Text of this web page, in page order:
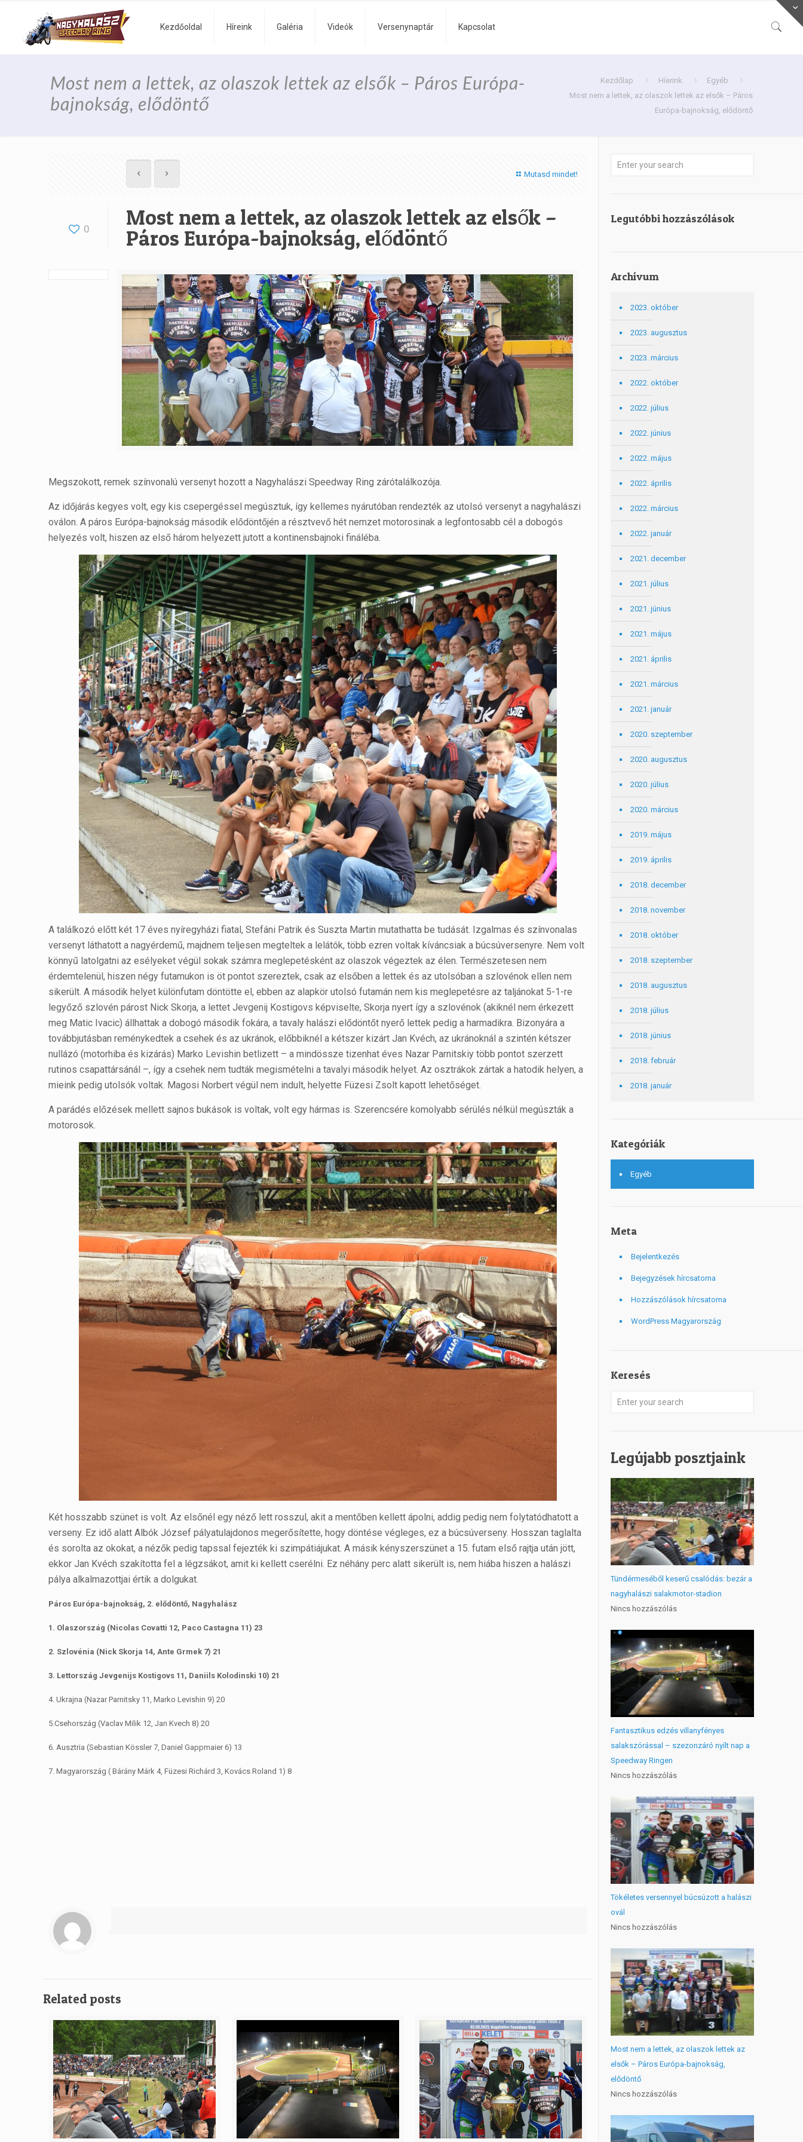
Kezdőoldal Híreink Galéria Videók Versenynaptár Kapcsolat
Most nem a lettek, az olaszok lettek az elsők – Páros Európa-
bajnokság, elődöntő
Kezdőlap Híerink
Egyéb
Most nem a lettek, az olaszok lettek az elsők – Páros
Európa-bajnokság, elődöntő
Mutasd mindet!
0
Most nem a lettek, az olaszok lettek az elsők –
Páros Európa-bajnokság, elődöntő
Megszokott, remek színvonalú versenyt hozott a Nagyhalászi Speedway Ring zárótalálkozója.
Az időjárás kegyes volt, egy kis csepergéssel megúsztuk, így kellemes nyárutóban rendezték az utolsó versenyt a nagyhalászi
oválon. A páros Európa-bajnokság második elődöntőjén a résztvevő hét nemzet motorosinak a legfontosabb cél a dobogós
helyezés volt, hiszen az első három helyezett jutott a kontinensbajnoki fináléba.
A találkozó előtt két 17 éves nyíregyházi fiatal, Stefáni Patrik és Suszta Martin mutathatta be tudását. Izgalmas és színvonalas
versenyt láthatott a nagyérdemű, majdnem teljesen megteltek a lelátók, több ezren voltak kíváncsiak a búcsúversenyre. Nem volt
könnyű latolgatni az esélyeket végül sokak számra meglepetésként az olaszok végeztek az élen. Természetesen nem
érdemtelenül, hiszen négy futamukon is öt pontot szereztek, csak az elsőben a lettek és az utolsóban a szlovénok ellen nem
sikerült. A második helyet különfutam döntötte el, ebben az alapkör utolsó futamán nem kis meglepetésre az taljánokat 5-1-re
legyőző szlovén párost Nick Skorja, a lettet Jevgenij Kostigovs képviselte, Skorja nyert így a szlovénok (akiknél nem érkezett
meg Matic Ivacic) állhattak a dobogó második fokára, a tavaly halászi elődöntőt nyerő lettek pedig a harmadikra. Bizonyára a
továbbjutásban reménykedtek a csehek és az ukránok, előbbiknél a kétszer kizárt Jan Kvéch, az ukránoknál a szintén kétszer
nullázó (motorhiba és kizárás) Marko Levishin betlizett – a mindössze tizenhat éves Nazar Parnitskiy több pontot szerzett
rutinos csapattársánál –, így a csehek nem tudták megismételni a tavalyi második helyet. Az osztrákok zártak a hatodik helyen, a
mieink pedig utolsók voltak. Magosi Norbert végül nem indult, helyette Füzesi Zsolt kapott lehetőséget.
A parádés előzések mellett sajnos bukások is voltak, volt egy hármas is. Szerencsére komolyabb sérülés nélkül megúszták a
motorosok.
Két hosszabb szünet is volt. Az elsőnél egy néző lett rosszul, akit a mentőben kellett ápolni, addig pedig nem folytatódhatott a
verseny. Ez idő alatt Albók József pályatulajdonos megerősítette, hogy döntése végleges, ez a búcsúverseny. Hosszan taglalta
és sorolta az okokat, a nézők pedig tapssal fejezték ki szimpátiájukat. A másik kényszerszünet a 15. futam első rajtja után jött,
ekkor Jan Kvéch szakította fel a légzsákot, amit ki kellett cserélni. Ez néhány perc alatt sikerült is, nem hiába hiszen a halászi
pálya alkalmazottjai értik a dolgukat.
Páros Európa-bajnokság, 2. elődöntő, Nagyhalász
1. Olaszország (Nicolas Covatti 12, Paco Castagna 11) 23
2. Szlovénia (Nick Skorja 14, Ante Grmek 7) 21
3. Lettország Jevgenijs Kostigovs 11, Daniils Kolodinski 10) 21
4. Ukrajna (Nazar Parnitsky 11, Marko Levishin 9) 20
5.Csehország (Vaclav Milik 12, Jan Kvech 8) 20
6. Ausztria (Sebastian Kössler 7, Daniel Gappmaier 6) 13
7. Magyarország ( Bárány Márk 4, Füzesi Richárd 3, Kovács Roland 1) 8
Related posts
Legutóbbi hozzászólások
Archívum
2023. október
2023. augusztus
2023. március
2022. október
2022. július
2022. június
2022. május
2022. április
2022. március
2022. január
2021. december
2021. július
2021. június
2021. május
2021. április
2021. március
2021. január
2020. szeptember
2020. augusztus
2020. július
2020. március
2019. május
2019. április
2018. december
2018. november
2018. október
2018. szeptember
2018. augusztus
2018. július
2018. június
2018. február
2018. január
Kategóriák
Egyéb
Meta
Bejelentkezés
Bejegyzések hírcsatorna
Hozzászólások hírcsatorna
WordPress Magyarország
Keresés
Legújabb posztjaink
Tündérmeséből keserű csalódás: bezár a
nagyhalászi salakmotor-stadion
Nincs hozzászólás
Fantasztikus edzés villanyfényes
salakszórással – szezonzáró nyílt nap a
Speedway Ringen
Nincs hozzászólás
Tökéletes versennyel búcsúzott a halászi
ovál
Nincs hozzászólás
Most nem a lettek, az olaszok lettek az
elsők – Páros Európa-bajnokság,
elődöntő
Nincs hozzászólás